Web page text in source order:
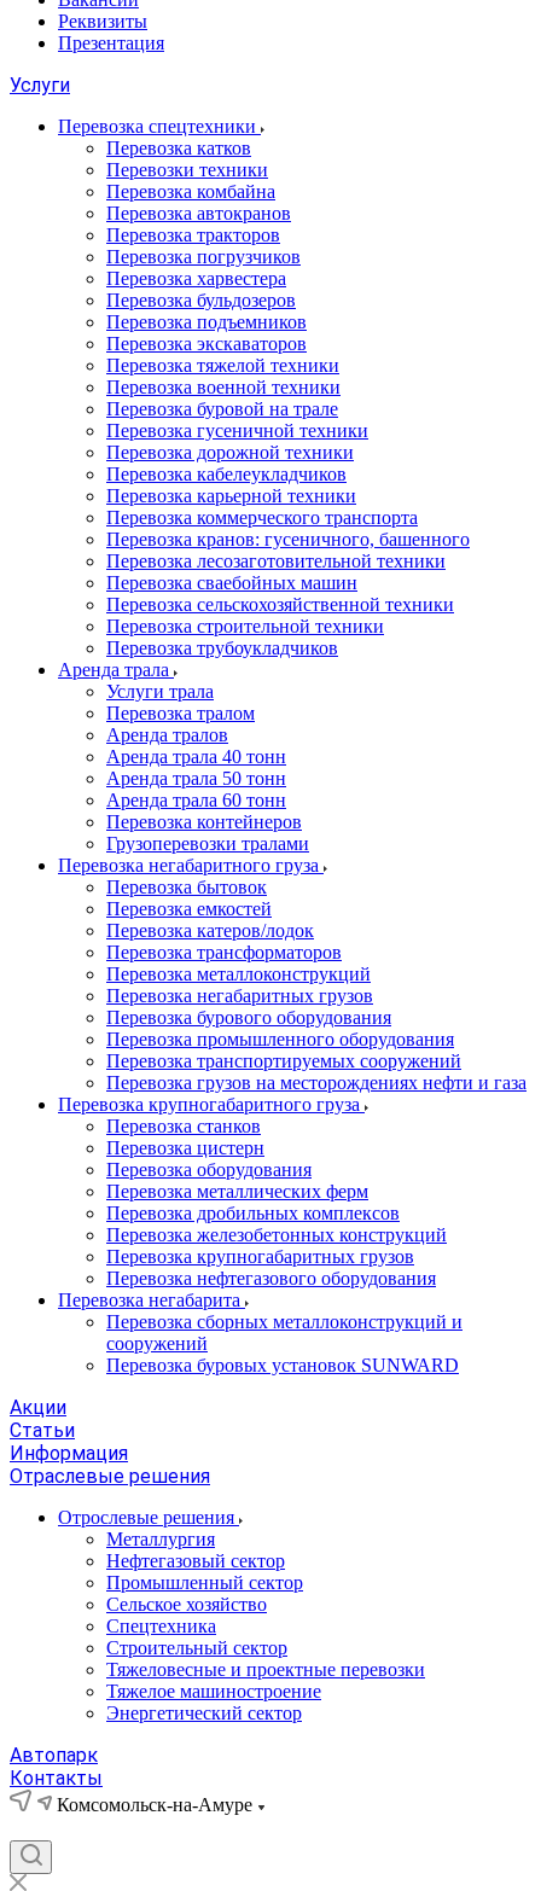
Реквизиты
Презентация
Услуги
Перевозка спецтехники
Перевозка катков
Перевозки техники
Перевозка комбайна
Перевозка автокранов
Перевозка тракторов
Перевозка погрузчиков
Перевозка харвестера
Перевозка бульдозеров
Перевозка подъемников
Перевозка экскаваторов
Перевозка тяжелой техники
Перевозка военной техники
Перевозка буровой на трале
Перевозка гусеничной техники
Перевозка дорожной техники
Перевозка кабелеукладчиков
Перевозка карьерной техники
Перевозка коммерческого транспорта
Перевозка кранов: гусеничного, башенного
Перевозка лесозаготовительной техники
Перевозка сваебойных машин
Перевозка сельскохозяйственной техники
Перевозка строительной техники
Перевозка трубоукладчиков
Аренда трала
Услуги трала
Перевозка тралом
Аренда тралов
Аренда трала 40 тонн
Аренда трала 50 тонн
Аренда трала 60 тонн
Перевозка контейнеров
Грузоперевозки тралами
Перевозка негабаритного груза
Перевозка бытовок
Перевозка емкостей
Перевозка катеров/лодок
Перевозка трансформаторов
Перевозка металлоконструкций
Перевозка негабаритных грузов
Перевозка бурового оборудования
Перевозка промышленного оборудования
Перевозка транспортируемых сооружений
Перевозка грузов на месторождениях нефти и газа
Перевозка крупногабаритного груза
Перевозка станков
Перевозка цистерн
Перевозка оборудования
Перевозка металлических ферм
Перевозка дробильных комплексов
Перевозка железобетонных конструкций
Перевозка крупногабаритных грузов
Перевозка нефтегазового оборудования
Перевозка негабарита
Перевозка сборных металлоконструкций и
сооружений
Перевозка буровых установок SUNWARD
Акции
Статьи
Информация
Отраслевые решения
Отрослевые решения
Металлургия
Нефтегазовый сектор
Промышленный сектор
Сельское хозяйство
Спецтехника
Строительный сектор
Тяжеловесные и проектные перевозки
Тяжелое машиностроение
Энергетический сектор
Автопарк
Контакты
Комсомольск-на-Амуре